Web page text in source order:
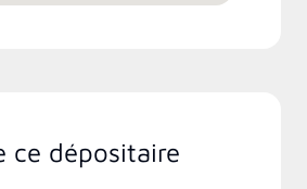
ce dépositaire